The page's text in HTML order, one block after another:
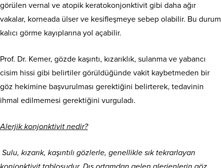
görülen vernal ve atopik keratokonjonktivit gibi daha ağır
vakalar, korneada ülser ve kesifleşmeye sebep olabilir. Bu durum
kalıcı görme kayıplarına yol açabilir.
Prof. Dr. Kemer, gözde kaşıntı, kızarıklık, sulanma ve yabancı
cisim hissi gibi belirtiler görüldüğünde vakit kaybetmeden bir
göz hekimine başvurulması gerektiğini belirterek, tedavinin
ihmal edilmemesi gerektiğini vurguladı.
Alerjik konjonktivit nedir?
Sulu, kızarık, kaşıntılı gözlerle, genellikle sık tekrarlayan